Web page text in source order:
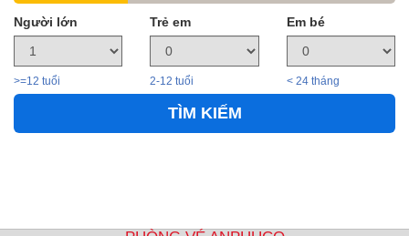
Người lớn
>=12 tuổi
Trẻ em
2-12 tuổi
Em bé
< 24 tháng
TÌM KIẾM